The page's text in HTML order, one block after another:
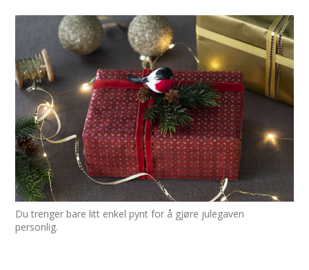
Du trenger bare litt enkel pynt for å gjøre julegaven
personlig.